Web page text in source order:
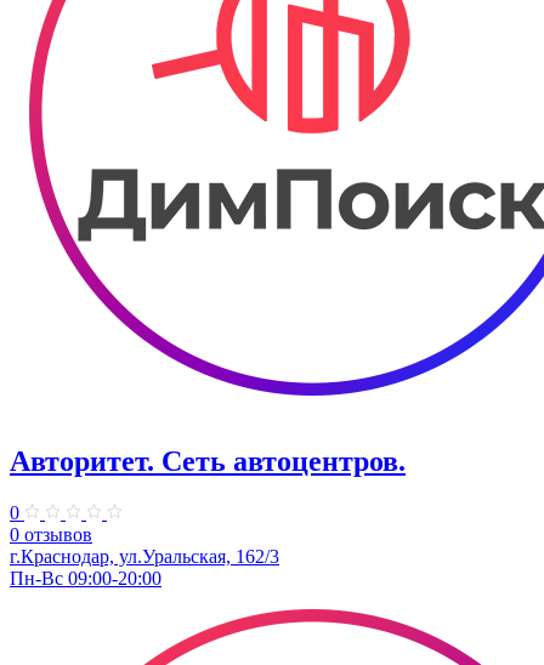
Авторитет. ​Сеть автоцентров.
0
0 отзывов
г.Краснодар, ул.Уральская, 162/3
Пн-Вс 09:00-20:00